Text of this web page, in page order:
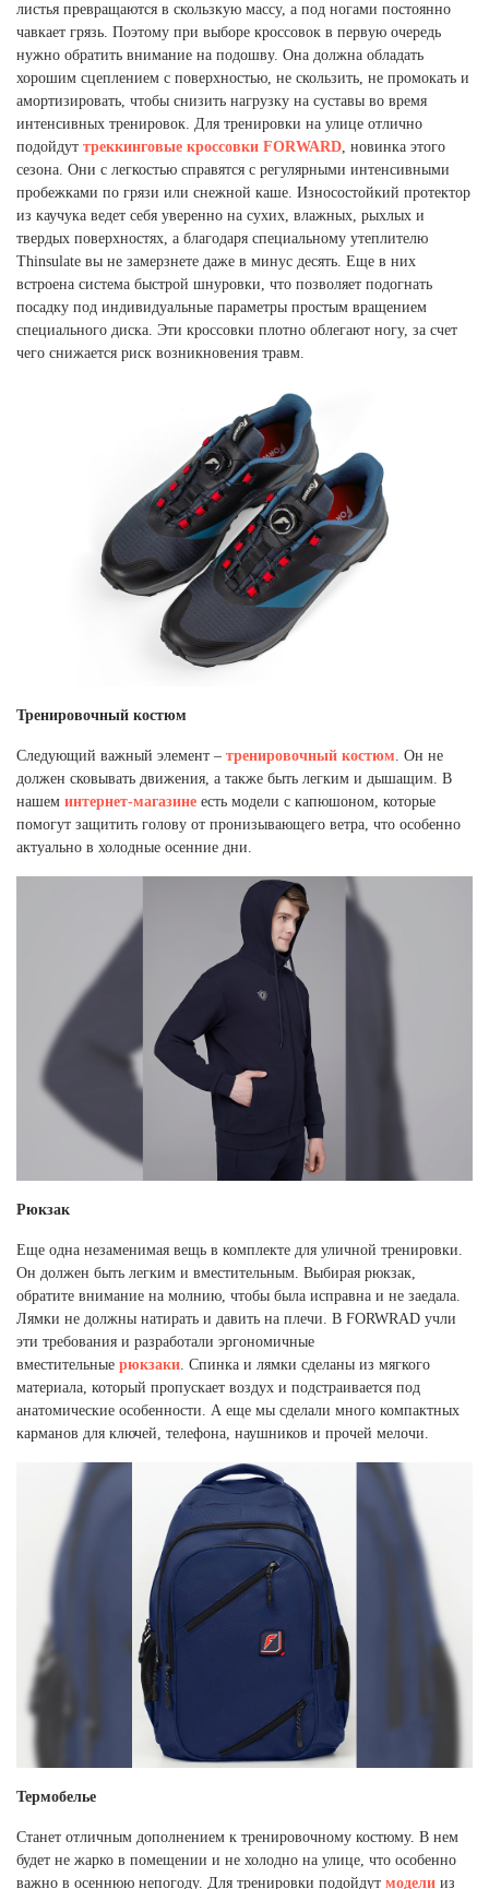
Ямало-Ненецкий автономный округ (1)
Ярославская область (1)
листья превращаются в скользкую массу, а под ногами постоянно
чавкает грязь. Поэтому при выборе кроссовок в первую очередь
нужно обратить внимание на подошву. Она должна обладать
хорошим сцеплением с поверхностью, не скользить, не промокать и
амортизировать, чтобы снизить нагрузку на суставы во время
интенсивных тренировок. Для тренировки на улице отлично
подойдут треккинговые кроссовки FORWARD, новинка этого
сезона. Они с легкостью справятся с регулярными интенсивными
пробежками по грязи или снежной каше. Износостойкий протектор
из каучука ведет себя уверенно на сухих, влажных, рыхлых и
твердых поверхностях, а благодаря специальному утеплителю
Thinsulate вы не замерзнете даже в минус десять. Еще в них
встроена система быстрой шнуровки, что позволяет подогнать
посадку под индивидуальные параметры простым вращением
специального диска. Эти кроссовки плотно облегают ногу, за счет
чего снижается риск возникновения травм.
Тренировочный костюм
Следующий важный элемент – тренировочный костюм. Он не
должен сковывать движения, а также быть легким и дышащим. В
нашем интернет-магазине есть модели с капюшоном, которые
помогут защитить голову от пронизывающего ветра, что особенно
актуально в холодные осенние дни.
Рюкзак
Еще одна незаменимая вещь в комплекте для уличной тренировки.
Он должен быть легким и вместительным. Выбирая рюкзак,
обратите внимание на молнию, чтобы была исправна и не заедала.
Лямки не должны натирать и давить на плечи. В FORWRAD учли
эти требования и разработали эргономичные
вместительные рюкзаки. Спинка и лямки сделаны из мягкого
материала, который пропускает воздух и подстраивается под
анатомические особенности. А еще мы сделали много компактных
карманов для ключей, телефона, наушников и прочей мелочи.
Термобелье
Станет отличным дополнением к тренировочному костюму. В нем
будет не жарко в помещении и не холодно на улице, что особенно
важно в осеннюю непогоду. Для тренировки подойдут модели из